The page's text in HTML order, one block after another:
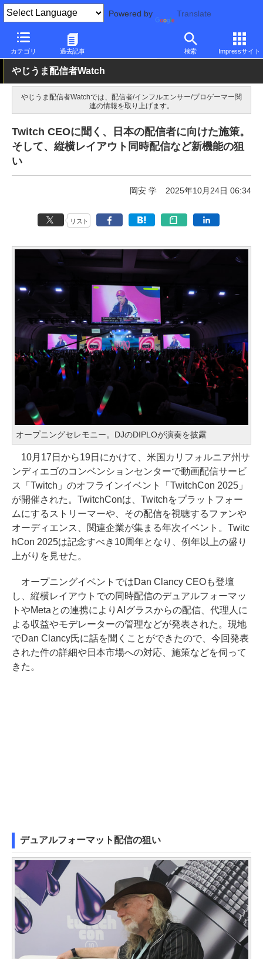
Powered by Translate
カテゴリ 過去記事 検索 Impressサイト
PC Watch 市場 配信関連
やじうま配信者Watch
やじうま配信者Watchでは、配信者/インフルエンサー/プロゲーマー関
連の情報を取り上げます。
Twitch CEOに聞く、日本の配信者に向けた施策。
そして、縦横レイアウト同時配信など新機能の狙
い
岡安 学 2025年10月24日 06:34
リスト
オープニングセレモニー。DJのDIPLOが演奏を披露
10月17日から19日にかけて、米国カリフォルニア州サ
ンディエゴのコンベンションセンターで動画配信サービ
ス「Twitch」のオフラインイベント「TwitchCon 2025」
が開催された。TwitchConは、Twitchをプラットフォー
ムにするストリーマーや、その配信を視聴するファンや
オーディエンス、関連企業が集まる年次イベント。Twitc
hCon 2025は記念すべき10周年となり、例年以上の盛り
上がりを見せた。
オープニングイベントではDan Clancy CEOも登壇
し、縦横レイアウトでの同時配信のデュアルフォーマッ
トやMetaとの連携によりAIグラスからの配信、代理人に
よる収益やモデレーターの管理などが発表された。現地
でDan Clancy氏に話を聞くことができたので、今回発表
された件の詳細や日本市場への対応、施策などを伺って
きた。
デュアルフォーマット配信の狙い